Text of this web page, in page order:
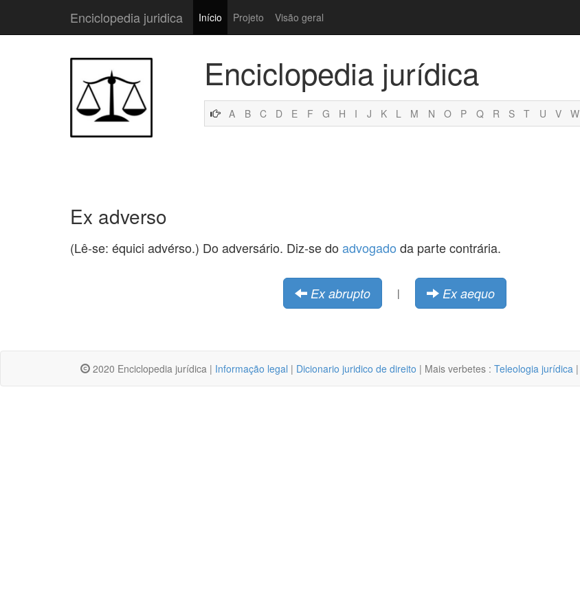
Enciclopedia juridica Início Projeto Visão geral
Enciclopedia jurídica
A B C D E F G H I J K L M N O P Q R S T U V W
Ex adverso
(Lê-se: équici advérso.) Do adversário. Diz-se do advogado da parte contrária.
Ex abrupto | Ex aequo
2020 Enciclopedia jurídica | Informação legal | Dicionario juridico de direito | Mais verbetes : Teleologia jurídica |